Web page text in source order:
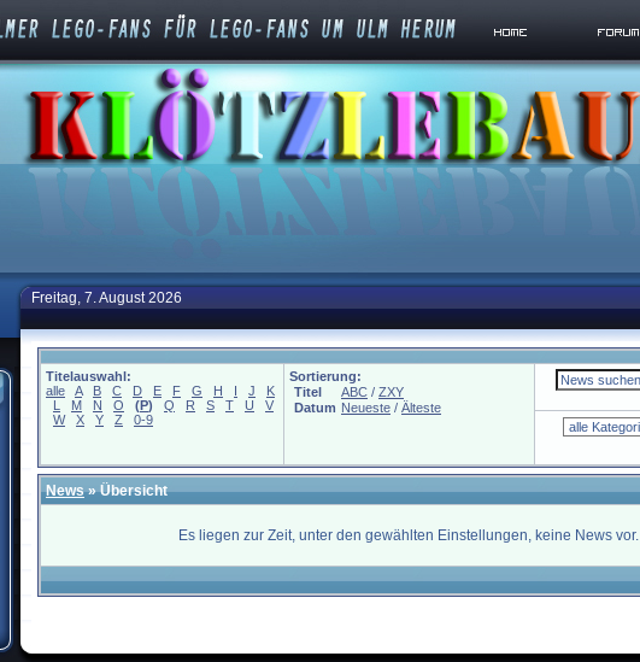
Freitag, 7. August 2026
Titelauswahl:
alle
A B C D E F G H I J
K
L
M N O (P) Q R S T U
V
W
X Y Z 0-9
Sortierung:
Titel
ABC / ZXY
Datum Neueste / Älteste
News» Übersicht
Es liegen zur Zeit, unter den gewählten Einstellungen, keine News vor.